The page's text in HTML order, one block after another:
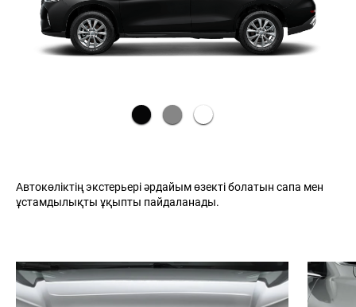
Автокөліктің экстерьері әрдайым өзекті болатын сапа мен
ұстамдылықты ұқыпты пайдаланады.